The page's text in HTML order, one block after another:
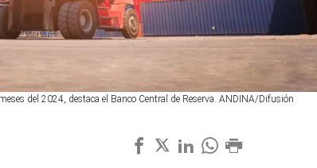
del 2024, destaca el Banco Central de Reserva. ANDINA/Difusión